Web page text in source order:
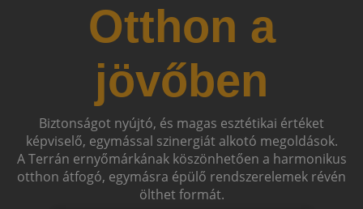
Otthon a
jövőben
Biztonságot nyújtó, és magas esztétikai értéket
képviselő, egymással szinergiát alkotó megoldások.
A Terrán ernyőmárkának köszönhetően a harmonikus
otthon átfogó, egymásra épülő rendszerelemek révén
ölthet formát.